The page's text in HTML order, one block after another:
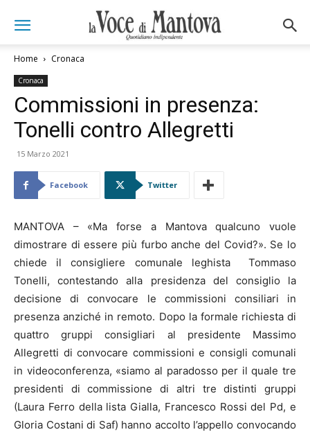
Home Cronaca
Cronaca
Commissioni in presenza:
Tonelli contro Allegretti
15 Marzo 2021
Facebook Twitter
MANTOVA – «Ma forse a Mantova qualcuno vuole
dimostrare di essere più furbo anche del Covid?». Se lo
chiede il consigliere comunale leghista Tommaso
Tonelli, contestando alla presidenza del consiglio la
decisione di convocare le commissioni consiliari in
presenza anziché in remoto. Dopo la formale richiesta di
quattro gruppi consigliari al presidente Massimo
Allegretti di convocare commissioni e consigli comunali
in videoconferenza, «siamo al paradosso per il quale tre
presidenti di commissione di altri tre distinti gruppi
(Laura Ferro della lista Gialla, Francesco Rossi del Pd, e
Gloria Costani di Saf) hanno accolto l’appello convocando